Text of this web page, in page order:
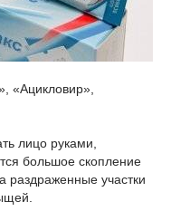
«Ацикловир»,
лицо руками,
большое скопление
раздраженные участки